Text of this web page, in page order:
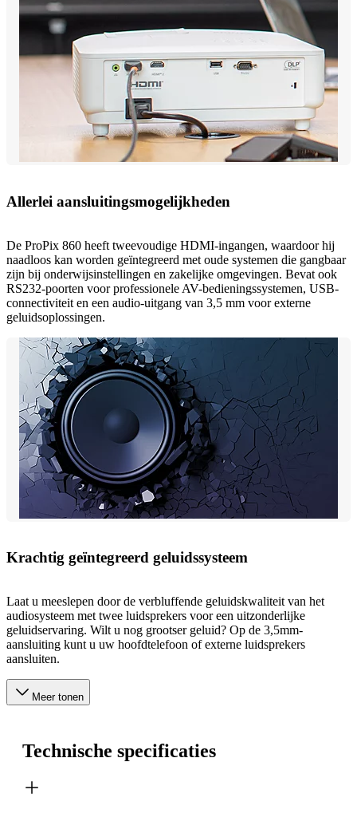
Allerlei aansluitingsmogelijkheden
De ProPix 860 heeft tweevoudige HDMI-ingangen, waardoor hij
naadloos kan worden geïntegreerd met oude systemen die gangbaar
zijn bij onderwijsinstellingen en zakelijke omgevingen. Bevat ook
RS232-poorten voor professionele AV-bedieningssystemen, USB-
connectiviteit en een audio-uitgang van 3,5 mm voor externe
geluidsoplossingen.
Krachtig geïntegreerd geluidssysteem
Laat u meeslepen door de verbluffende geluidskwaliteit van het
audiosysteem met twee luidsprekers voor een uitzonderlijke
geluidservaring. Wilt u nog grootser geluid? Op de 3,5mm-
aansluiting kunt u uw hoofdtelefoon of externe luidsprekers
aansluiten.
Meer tonen
Technische specificaties